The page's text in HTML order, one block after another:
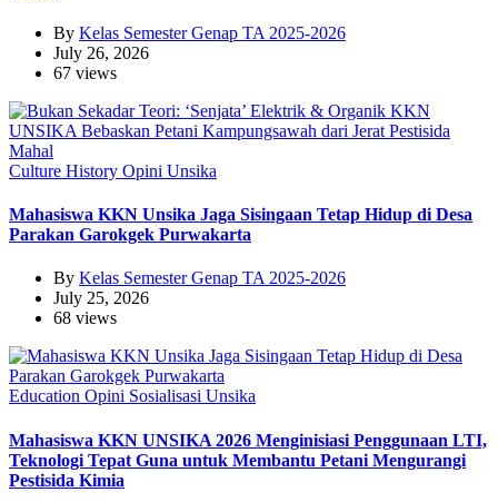
By Kelas Semester Genap TA 2025-2026
July 26, 2026
67 views
Culture History Opini Unsika
Mahasiswa KKN Unsika Jaga Sisingaan Tetap Hidup di Desa
Parakan Garokgek Purwakarta
By Kelas Semester Genap TA 2025-2026
July 25, 2026
68 views
Education Opini Sosialisasi Unsika
Mahasiswa KKN UNSIKA 2026 Menginisiasi Penggunaan LTI,
Teknologi Tepat Guna untuk Membantu Petani Mengurangi
Pestisida Kimia